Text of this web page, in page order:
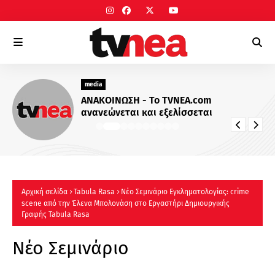
media
ΑΝΑΚΟΙΝΩΣΗ - Το TVNEA.com
ανανεώνεται και εξελίσσεται
Αρχική σελίδα Tabula Rasa
Νέο Σεμινάριο Εγκληματολογίας: crime
scene από την Έλενα Μπολονάση στο Εργαστήρι Δημιουργικής
Γραφής Tabula Rasa
Νέο Σεμινάριο